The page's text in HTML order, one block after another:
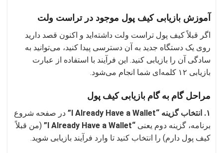
آموزش بازیابی کیف پول موجود در تراست ولت
اگر قبلاً کیف پول تراست ولت داشته‌اید و اکنون قصد دارید
روی یک دستگاه جدید به آن دسترسی پیدا کنید، می‌توانید به
سادگی آن را بازیابی کنید. این فرآیند با استفاده از عبارت
بازیابی ۱۲ کلمه‌ای شما انجام می‌شود.
مراحل گام به گام بازیابی کیف پول
۱. انتخاب گزینه “I Already Have a Wallet”
در صفحه شروع
برنامه، گزینه دوم یعنی “I Already Have a Wallet”
(من قبلاً
کیف پول دارم) را انتخاب کنید تا وارد فرآیند بازیابی شوید.